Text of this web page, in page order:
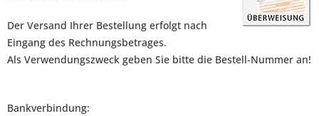
Der Versand Ihrer Bestellung erfolgt nach
Eingang des Rechnungsbetrages.
Als Verwendungszweck geben Sie bitte die Bestell-Nummer an!
Bankverbindung: